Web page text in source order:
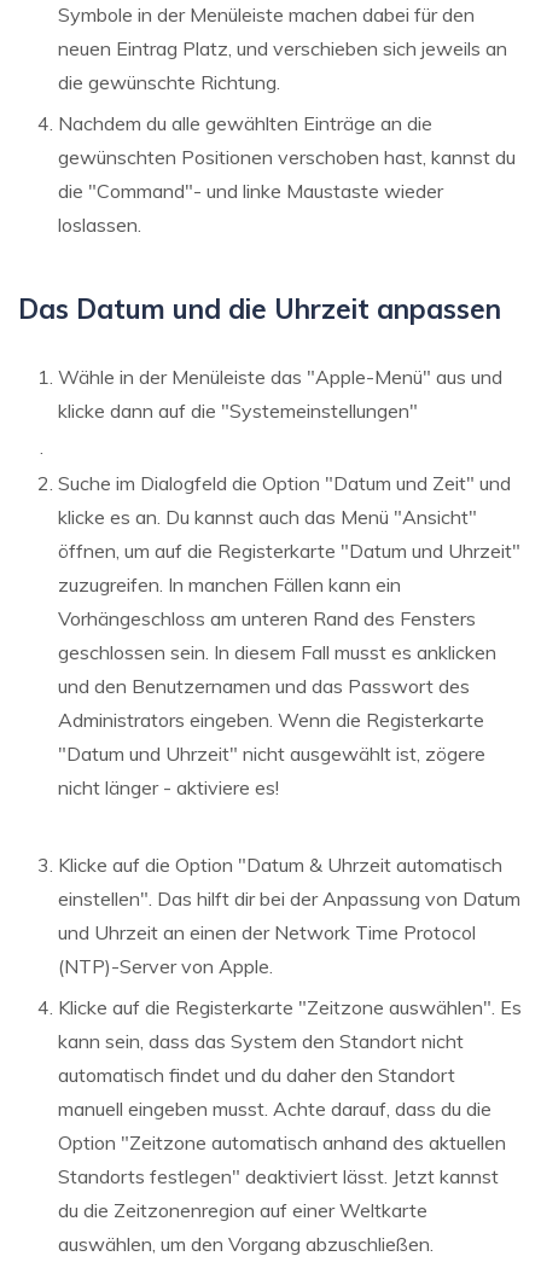
Symbole in der Menüleiste machen dabei für den
neuen Eintrag Platz, und verschieben sich jeweils an
die gewünschte Richtung.
Nachdem du alle gewählten Einträge an die
gewünschten Positionen verschoben hast, kannst du
die "Command"- und linke Maustaste wieder
loslassen.
Das Datum und die Uhrzeit anpassen
Wähle in der Menüleiste das "Apple-Menü" aus und
klicke dann auf die "Systemeinstellungen"
.
Suche im Dialogfeld die Option "Datum und Zeit" und
klicke es an. Du kannst auch das Menü "Ansicht"
öffnen, um auf die Registerkarte "Datum und Uhrzeit"
zuzugreifen. In manchen Fällen kann ein
Vorhängeschloss am unteren Rand des Fensters
geschlossen sein. In diesem Fall musst es anklicken
und den Benutzernamen und das Passwort des
Administrators eingeben. Wenn die Registerkarte
"Datum und Uhrzeit" nicht ausgewählt ist, zögere
nicht länger - aktiviere es!
Klicke auf die Option "Datum & Uhrzeit automatisch
einstellen". Das hilft dir bei der Anpassung von Datum
und Uhrzeit an einen der Network Time Protocol
(NTP)-Server von Apple.
Klicke auf die Registerkarte "Zeitzone auswählen". Es
kann sein, dass das System den Standort nicht
automatisch findet und du daher den Standort
manuell eingeben musst. Achte darauf, dass du die
Option "Zeitzone automatisch anhand des aktuellen
Standorts festlegen" deaktiviert lässt. Jetzt kannst
du die Zeitzonenregion auf einer Weltkarte
auswählen, um den Vorgang abzuschließen.